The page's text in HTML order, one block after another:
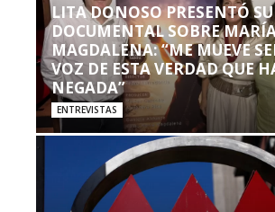
LITA DONOSO PRESENTÓ SU
DOCUMENTAL SOBRE
MAGDALENA: “ME MUEVE
VOZ DE ESTA VERDAD QUE
NEGADA”
ENTREVISTAS